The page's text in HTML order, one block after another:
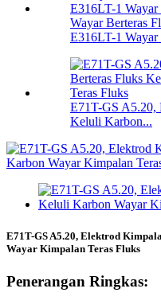
Wayar Berteras
E316LT-1
E71T-GS A5.20,
Keluli Karbon...
E71T-GS A5.20, Elektrod
Wayar Kimpalan Teras Fluks
Penerangan Ringkas: